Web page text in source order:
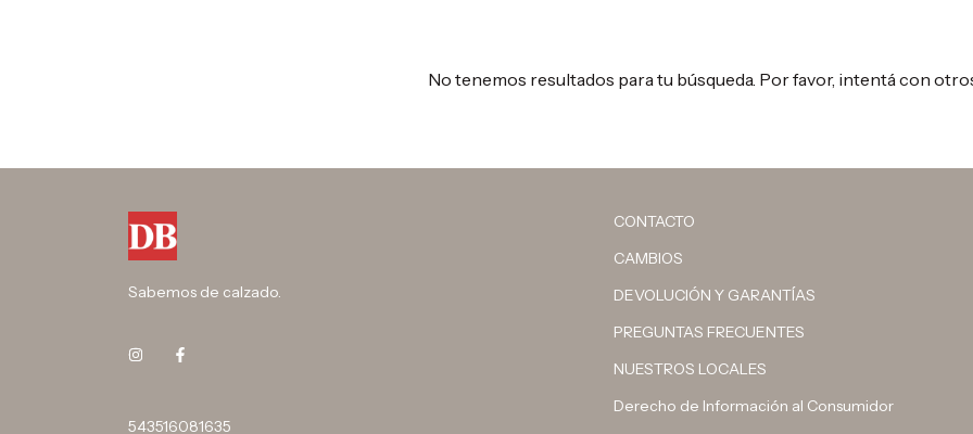
No tenemos resultados para tu búsqueda. Por favor, intentá con
Sabemos de calzado.
543516081635
CONTACTO
CAMBIOS
DEVOLUCIÓN Y GARANTÍAS
PREGUNTAS FRECUENTES
NUESTROS LOCALES
Derecho de Información al Consumidor